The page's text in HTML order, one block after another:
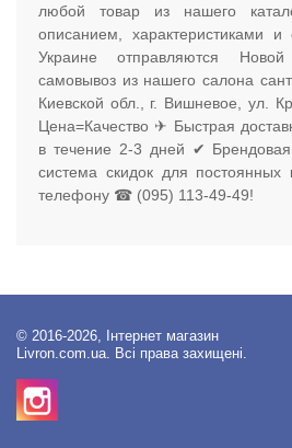
любой товар из нашего
описанием, характеристиками
Украине отправляются
самовывоз из нашего салона
Киевской обл., г. Вишневое, ул.
Цена=Качество ✈ Быстрая
в течение 2-3 дней ✔
система скидок для постоянных
телефону ☎ (095) 113-49-49!
© 2016-2026, Інтернет магазин
Livron.com.ua. Всі права захищені.